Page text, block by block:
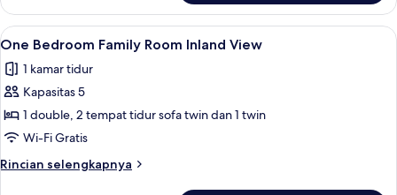
Suite
Sharing
Pool
View
Lihat
semua
foto
untuk
One
Bedroom
Family
Room
5
One Bedroom Family Room Inland View
1 kamar tidur
Kapasitas 5
1 double, 2 tempat tidur sofa twin dan 1 twin
Wi-Fi Gratis
Rincian selengkapnya
Rincian